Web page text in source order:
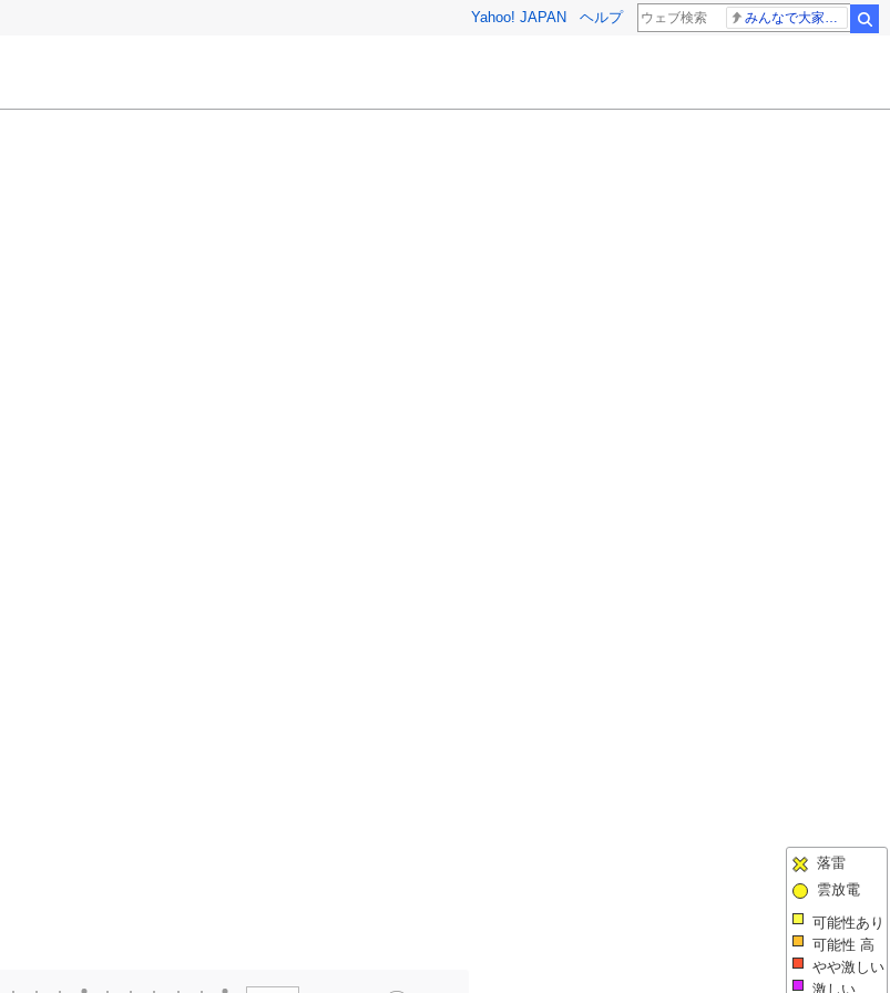
Yahoo! JAPAN ヘルプ みんなで大家さん 2881億円
落雷
雲放電
可能性あり
可能性 高
やや激しい
激しい